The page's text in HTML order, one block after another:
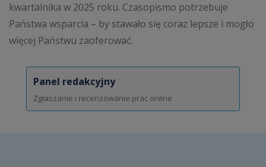
kwartalnika w 2025 roku. Czasopismo potrzebuje
Państwa wsparcia – by stawało się coraz lepsze i mogło
więcej Państwu zaoferować.
Panel redakcyjny
Zgłaszanie i recenzowanie prac online